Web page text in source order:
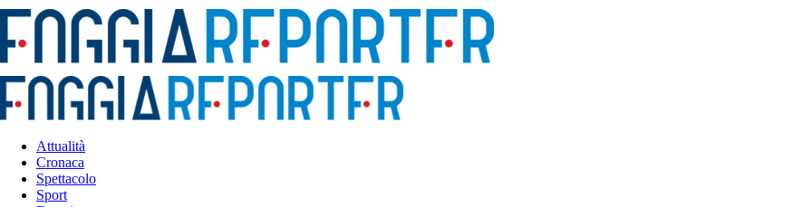
Attualità
Cronaca
Spettacolo
Sport